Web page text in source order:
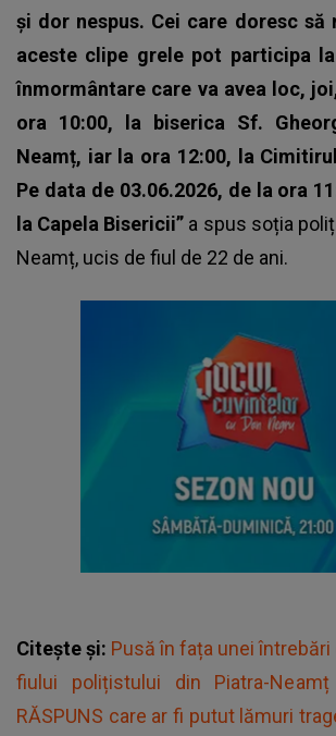
și dor nespus. Cei care doresc să
aceste clipe grele pot participa
înmormântare care va avea loc,
ora 10:00, la biserica Sf.
Neamț, iar la ora 12:00, la
Pe data de 03.06.2026, de la ora
la Capela Bisericii” a spus soția
Neamț, ucis de fiul de 22 de ani.
Citește și: Pusă în fața unei
fiului polițistului din Piatra-
RĂSPUNS care ar fi putut lămuri